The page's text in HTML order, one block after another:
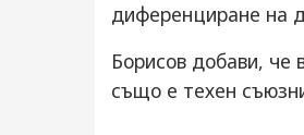
диференциране на
Борисов добави, че
също е техен